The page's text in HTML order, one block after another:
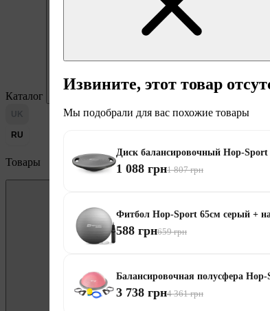
Каталог
UK
RU
Товары
Фитнес-
Извините, этот товар
Мы подобрали для вас похожие товары
Диск балансировочный Hop-
1 088 грн1 807 грн
Фитбол Hop-Sport 65см серый +
588 грн659 грн
Балансировочная полусфера
3 738 грн4 361 грн